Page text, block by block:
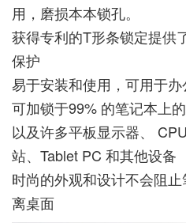
用，磨损本本锁孔。
获得专利的T形条锁定提供
保护
易于安装和使用，可用于
可加锁于99% 的笔记本上
以及许多平板显示器、
站、Tablet PC 和其他设备
时尚的外观和设计不会阻
离桌面